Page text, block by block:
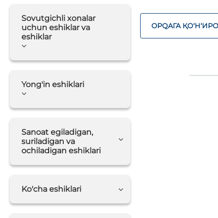
Sovutgichli xonalar
uchun eshiklar va
eshiklar
Yong'in eshiklari
Sanoat egiladigan,
suriladigan va
ochiladigan eshiklari
Ko'cha eshiklari
ОРQАГА